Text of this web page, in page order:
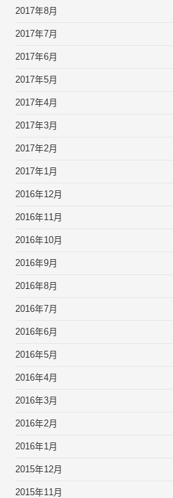
2017年8月
2017年7月
2017年6月
2017年5月
2017年4月
2017年3月
2017年2月
2017年1月
2016年12月
2016年11月
2016年10月
2016年9月
2016年8月
2016年7月
2016年6月
2016年5月
2016年4月
2016年3月
2016年2月
2016年1月
2015年12月
2015年11月